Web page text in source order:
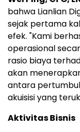
bahwa Lianlian
sejak pertama
efek. "Kami
operasional
rasio biaya
akan
antara
akuisisi yang
Aktivitas Bisnis